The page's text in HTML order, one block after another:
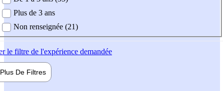
Plus de 3 ans
Non renseignée (21)
le filtre de l'expérience demandée
Plus De Filtres